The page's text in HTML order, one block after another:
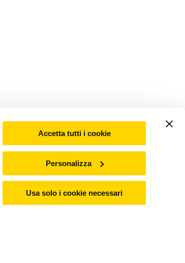
Accetta tutti i cookie
Personalizza
Usa solo i cookie necessari